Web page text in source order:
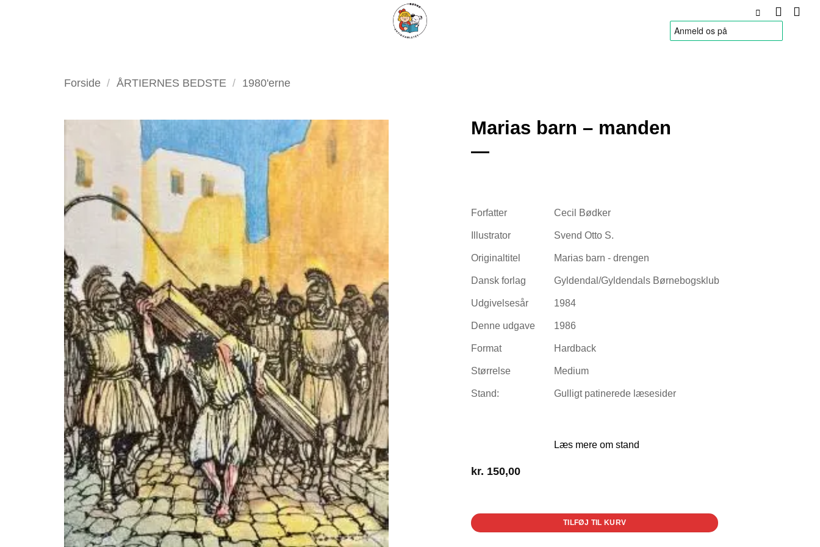
Forside / ÅRTIERNES BEDSTE / 1980'erne
Marias barn – manden
Forfatter Cecil Bødker
Illustrator Svend Otto S.
Originaltitel Marias barn - drengen
Dansk forlag Gyldendal/Gyldendals Børnebogsklub
Udgivelsesår 1984
Denne udgave 1986
Format Hardback
Størrelse Medium
Stand: Gulligt patinerede læsesider
Læs mere om stand
kr. 150,00
TILFØJ TIL KURV